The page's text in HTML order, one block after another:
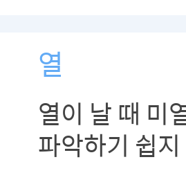
열
열이 날 때 미
파악하기 쉽